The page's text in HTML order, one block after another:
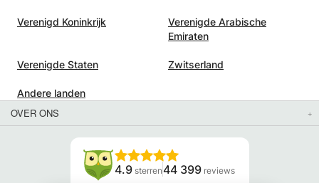
Verenigd Koninkrijk
Verenigde Arabische
Emiraten
Verenigde Staten Zwitserland
Andere landen
OVER ONS
4.9 sterren 44 399 reviews